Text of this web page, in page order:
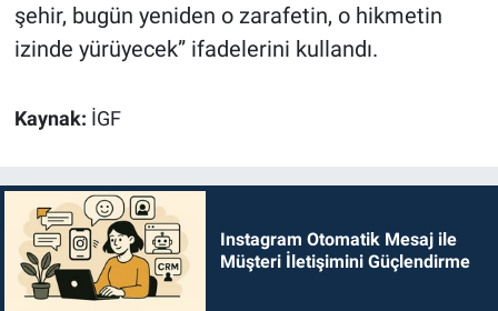
şehir, bugün yeniden o zarafetin, o hikmetin
izinde yürüyecek” ifadelerini kullandı.
Kaynak: İGF
Instagram Otomatik Mesaj ile
Müşteri İletişimini Güçlendirme